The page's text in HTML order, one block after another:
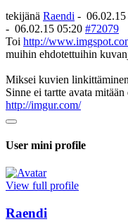
tekijänä Raendi -
- 06.02.15 05:20 #72079
Toi http://
muihin ehdotettuihin
Miksei kuvien
Sinne ei tartte avata
http://imgur.com/
User mini profile
View full profile
Raendi